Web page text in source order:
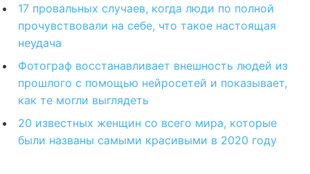
17 провальных случаев, когда люди по полной
прочувствовали на себе, что такое настоящая
неудача
Фотограф восстанавливает внешность людей из
прошлого с помощью нейросетей и показывает,
как те могли выглядеть
20 известных женщин со всего мира, которые
были названы самыми красивыми в 2020 году